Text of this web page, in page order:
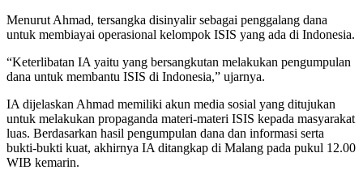
Menurut Ahmad, tersangka disinyalir sebagai penggalang dana
untuk membiayai operasional kelompok ISIS yang ada di Indonesia.
“Keterlibatan IA yaitu yang bersangkutan melakukan pengumpulan
dana untuk membantu ISIS di Indonesia,” ujarnya.
IA dijelaskan Ahmad memiliki akun media sosial yang ditujukan
untuk melakukan propaganda materi-materi ISIS kepada masyarakat
luas. Berdasarkan hasil pengumpulan dana dan informasi serta
bukti-bukti kuat, akhirnya IA ditangkap di Malang pada pukul 12.00
WIB kemarin.